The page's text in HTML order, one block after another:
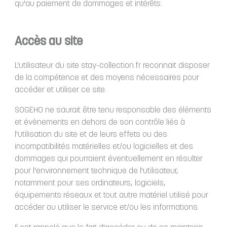
qu'au paiement de dommages et intérêts.
Accès au site
L'utilisateur du site stay-collection.fr reconnait disposer
de la compétence et des moyens nécessaires pour
accéder et utiliser ce site.
SOGEHO ne saurait être tenu responsable des éléments
et évènements en dehors de son contrôle liés à
l'utilisation du site et de leurs effets ou des
incompatibilités matérielles et/ou logicielles et des
dommages qui pourraient éventuellement en résulter
pour l'environnement technique de l'utilisateur,
notamment pour ses ordinateurs, logiciels,
équipements réseaux et tout autre matériel utilisé pour
accéder ou utiliser le service et/ou les informations.